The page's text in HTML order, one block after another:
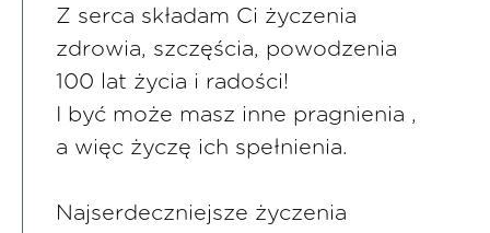
Z serca składam Ci życzenia
zdrowia, szczęścia, powodzenia
100 lat życia i radości!
I być może masz inne pragnienia ,
a więc życzę ich spełnienia.
Najserdeczniejsze życzenia